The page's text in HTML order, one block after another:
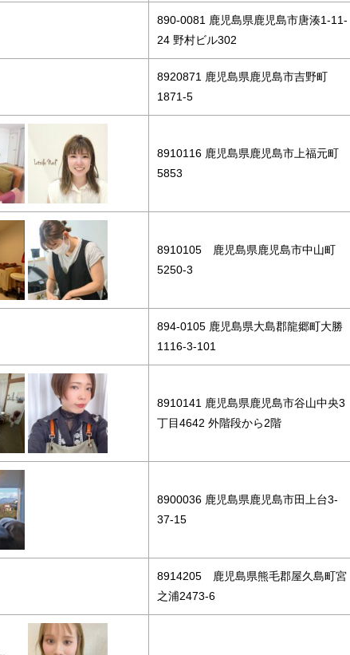
890-0081 鹿児島県鹿児島市唐湊1-11-
24 野村ビル302
8920871 鹿児島県鹿児島市吉野町
1871-5
8910116 鹿児島県鹿児島市上福元町
5853
8910105 鹿児島県鹿児島市中山町
5250-3
894-0105 鹿児島県大島郡龍郷町大勝
1116-3-101
8910141 鹿児島県鹿児島市谷山中央3
丁目4642 外階段から2階
8900036 鹿児島県鹿児島市田上台3-
37-15
8914205 鹿児島県熊毛郡屋久島町宮
之浦2473-6